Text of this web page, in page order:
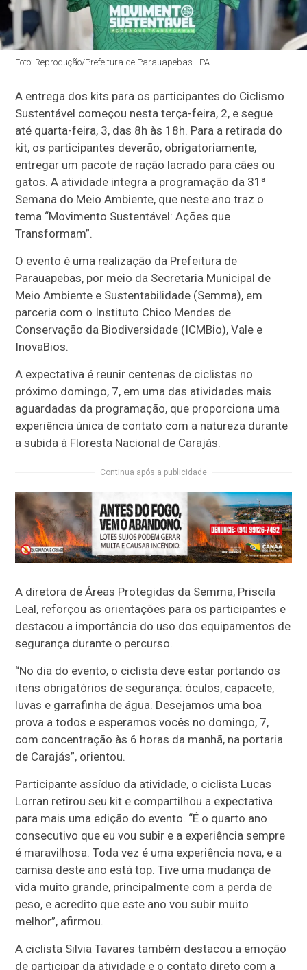
Foto: Reprodução/Prefeitura de Parauapebas - PA
A entrega dos kits para os participantes do Ciclismo
Sustentável começou nesta terça-feira, 2, e segue
até quarta-feira, 3, das 8h às 18h. Para a retirada do
kit, os participantes deverão, obrigatoriamente,
entregar um pacote de ração lacrado para cães ou
gatos. A atividade integra a programação da 31ª
Semana do Meio Ambiente, que neste ano traz o
tema “Movimento Sustentável: Ações que
Transformam”.
O evento é uma realização da Prefeitura de
Parauapebas, por meio da Secretaria Municipal de
Meio Ambiente e Sustentabilidade (Semma), em
parceria com o Instituto Chico Mendes de
Conservação da Biodiversidade (ICMBio), Vale e
InovaBios.
A expectativa é reunir centenas de ciclistas no
próximo domingo, 7, em uma das atividades mais
aguardadas da programação, que proporciona uma
experiência única de contato com a natureza durante
a subida à Floresta Nacional de Carajás.
Continua após a publicidade
A diretora de Áreas Protegidas da Semma, Priscila
Leal, reforçou as orientações para os participantes e
destacou a importância do uso dos equipamentos de
segurança durante o percurso.
“No dia do evento, o ciclista deve estar portando os
itens obrigatórios de segurança: óculos, capacete,
luvas e garrafinha de água. Desejamos uma boa
prova a todos e esperamos vocês no domingo, 7,
com concentração às 6 horas da manhã, na portaria
de Carajás”, orientou.
Participante assíduo da atividade, o ciclista Lucas
Lorran retirou seu kit e compartilhou a expectativa
para mais uma edição do evento. “É o quarto ano
consecutivo que eu vou subir e a experiência sempre
é maravilhosa. Toda vez é uma experiência nova, e a
camisa deste ano está top. Tive uma mudança de
vida muito grande, principalmente com a perda de
peso, e acredito que este ano vou subir muito
melhor”, afirmou.
A ciclista Silvia Tavares também destacou a emoção
de participar da atividade e o contato direto com a